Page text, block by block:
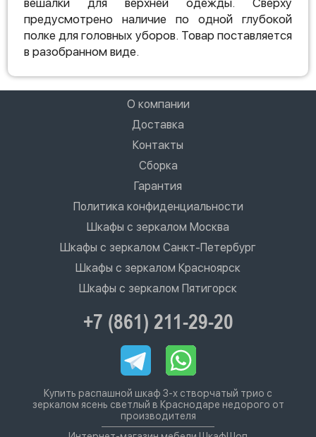
вешалки для верхней одежды. Сверху
предусмотрено наличие по одной глубокой
полке для головных уборов. Товар поставляется
в разобранном виде.
О компании
Доставка
Контакты
Сборка
Гарантия
Политика конфиденциальности
Шкафы с зеркалом Москва
Шкафы с зеркалом Санкт-Петербург
Шкафы с зеркалом Красноярск
Шкафы с зеркалом Пятигорск
+7 (861) 211-29-20
Купить распашной шкаф 3-х створчатый трио с
зеркалом ясень светлый в Краснодаре недорого от
производителя